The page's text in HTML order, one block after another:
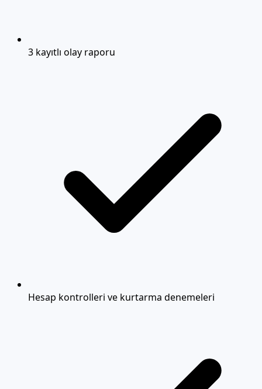
3 kayıtlı olay raporu
Hesap kontrolleri ve kurtarma denemeleri